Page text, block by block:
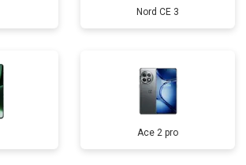
Nord CE 3
Ace 2 pro